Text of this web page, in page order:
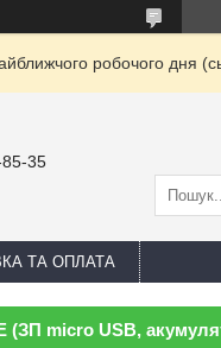
робочого дня
35
ТА ОПЛАТА
(ЗП micro USB,